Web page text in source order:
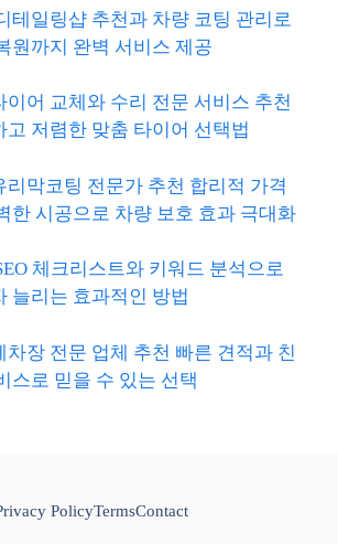
테일링샵 추천과 차량 코팅 관리로
원까지 완벽 서비스 제공
이어 교체와 수리 전문 서비스 추천
고 저렴한 맞춤 타이어 선택법
리막코팅 전문가 추천 합리적 가격
한 시공으로 차량 보호 효과 극대화
체크리스트와 키워드 분석으로
늘리는 효과적인 방법
차장 전문 업체 추천 빠른 견적과 친
스로 믿을 수 있는 선택
PolicyTermsContact